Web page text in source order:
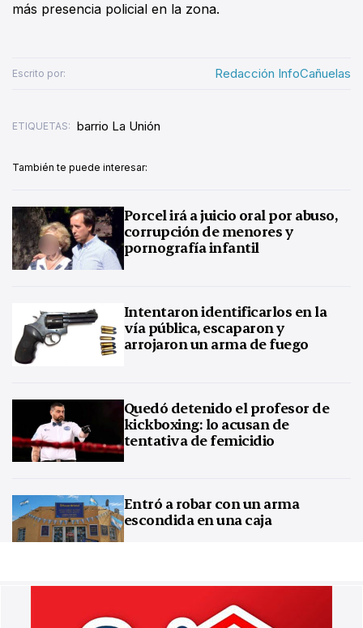
más presencia policial en la zona.
Escrito por: Redacción InfoCañuelas
ETIQUETAS: barrio La Unión
También te puede interesar:
Porcel irá a juicio oral por abuso,
corrupción de menores y
pornografía infantil
Intentaron identificarlos en la
vía pública, escaparon y
arrojaron un arma de fuego
Quedó detenido el profesor de
kickboxing: lo acusan de
tentativa de femicidio
Entró a robar con un arma
escondida en una caja